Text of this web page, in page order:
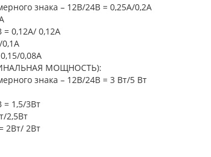
знака – 12В/24В = 0,25А/0,2A
= 0,12A/ 0,12A
0,08A
МОЩНОСТЬ):
знака – 12В/24В = 3 Вт/5 Вт
= 1,5/3Вт
2,5Вт
2Вт/ 2Вт